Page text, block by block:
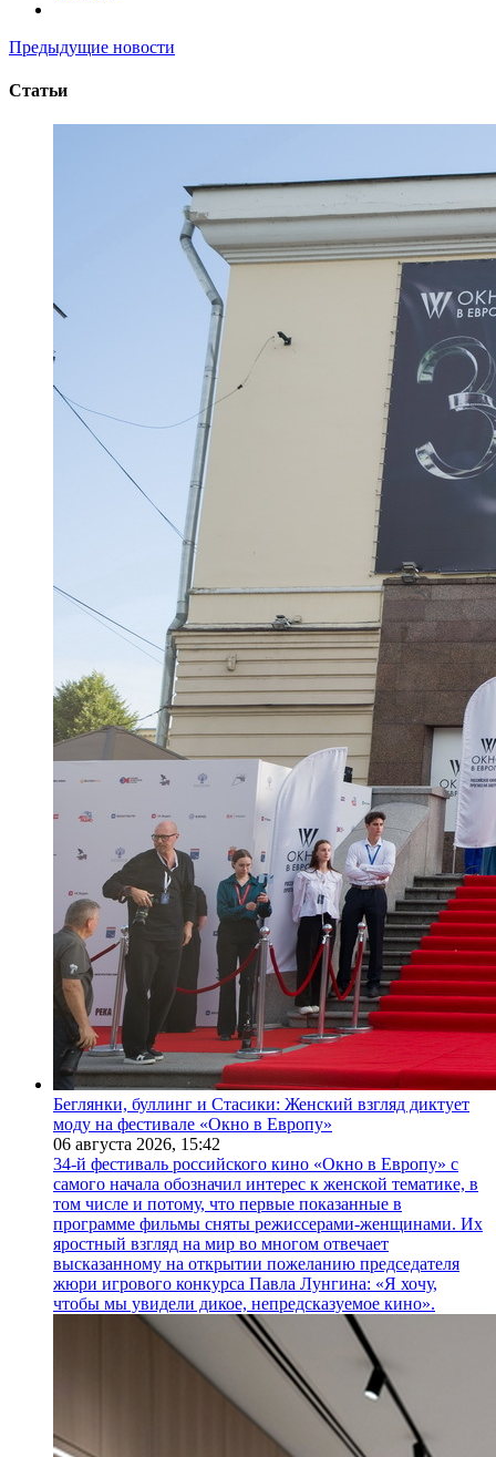
Предыдущие новости
Статьи
Беглянки, буллинг и Стасики: Женский взгляд диктует
моду на фестивале «Окно в Европу»
06 августа 2026, 15:42
34-й фестиваль российского кино «Окно в Европу» с
самого начала обозначил интерес к женской тематике, в
том числе и потому, что первые показанные в
программе фильмы сняты режиссерами-женщинами. Их
яростный взгляд на мир во многом отвечает
высказанному на открытии пожеланию председателя
жюри игрового конкурса Павла Лунгина: «Я хочу,
чтобы мы увидели дикое, непредсказуемое кино».